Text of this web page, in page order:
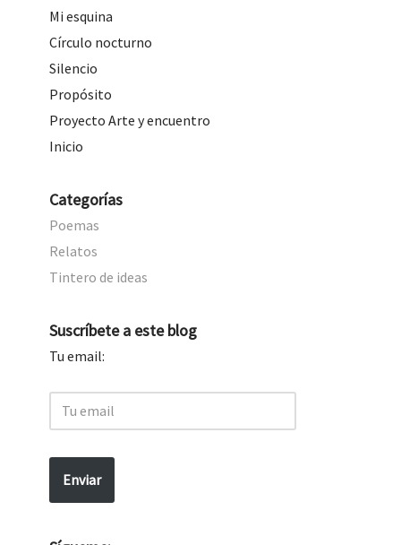
Mi esquina
Círculo nocturno
Silencio
Propósito
Proyecto Arte y encuentro
Inicio
Categorías
Poemas
Relatos
Tintero de ideas
Suscríbete a este blog
Tu email:
Enviar